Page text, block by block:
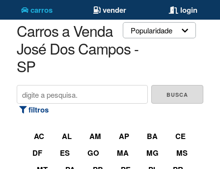
carros vender login
Carros a Venda São
José Dos Campos -
SP
filtros
Popularidade
AC AL AM AP BA
CE
DF
ES GO MA MG
MS